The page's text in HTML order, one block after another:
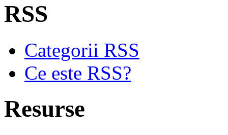
RSS
Categorii RSS
Ce este RSS?
Resurse